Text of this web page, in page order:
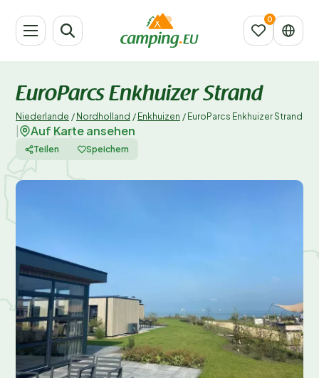
EuroParcs Enkhuizer Strand
Niederlande / Nordholland / Enkhuizen / EuroParcs Enkhuizer Strand
Auf Karte ansehen
Teilen Speichern